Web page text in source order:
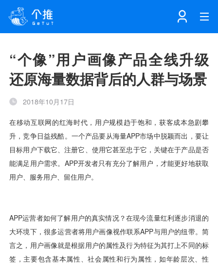
产品
个知·智能工作站
个知·智能营销AITA
个知·智能运营AIBI
消息推送
用户运营
解决方案
数据中台解决方案
互联网增长
品牌营销
开发者中心
文档中心
合规指南
数据工坊
个推学堂
了解我们
注册 登录
“个像”用户画像产品全线升级
还原海量数据背后的人群与场景
2018年10月17日